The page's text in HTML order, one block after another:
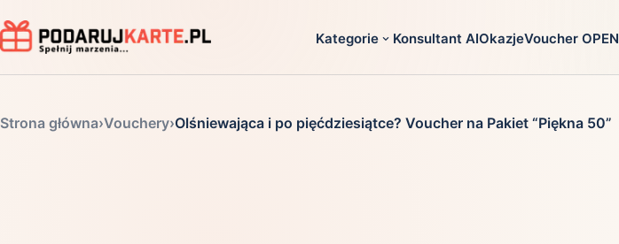
Kategorie Konsultant AIOkazjeVoucher OPEN
Strona główna›Vouchery›Olśniewająca i po pięćdziesiątce? Voucher na Pakiet “Piękna 50”